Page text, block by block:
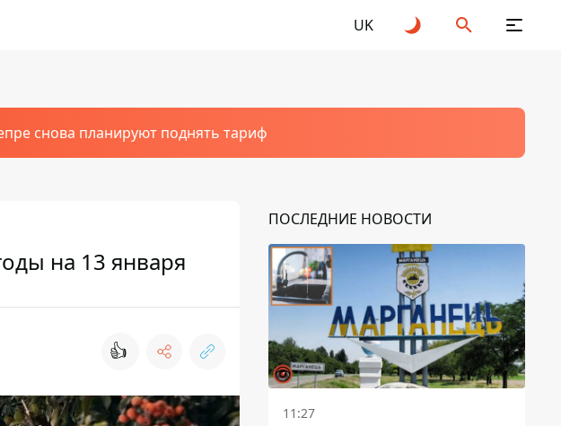
UK
снова планируют поднять тариф
на 13 января
👍
ПОСЛЕДНИЕ НОВОСТИ
11:27